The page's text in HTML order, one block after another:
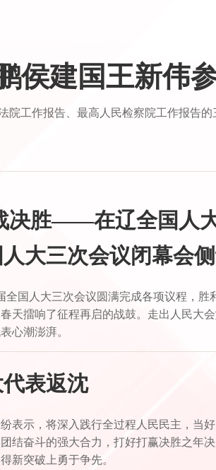
侯建国王新伟
院工作报告、最高人民检察院工作报告的
决胜——在辽全国人
大三次会议闭幕会
全国人大三次会议圆满完成各项议程，胜
天擂响了征程再启的战鼓。走出人民大
心潮澎湃。
表返沈
表示，将深入践行全过程人民民主，当
结奋斗的强大合力，打好打赢决胜之年
新突破上勇于争先。